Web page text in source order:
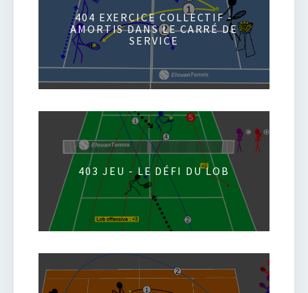
404 EXERCICE COLLECTIF -
AMORTIS DANS LE CARRÉ DE
SERVICE
403 JEU - LE DÉFI DU LOB